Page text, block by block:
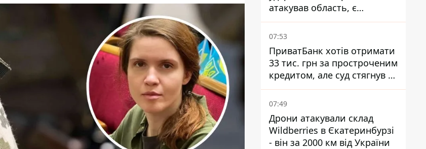
атакував область, є
руйнування та пожежі
07:53
ПриватБанк хотів отримати
33 тис. грн за простроченим
кредитом, але суд стягнув з
боржниці лише 22 тис. грн
07:49
Дрони атакували склад
Wildberries в Єкатеринбурзі
- він за 2000 км від України